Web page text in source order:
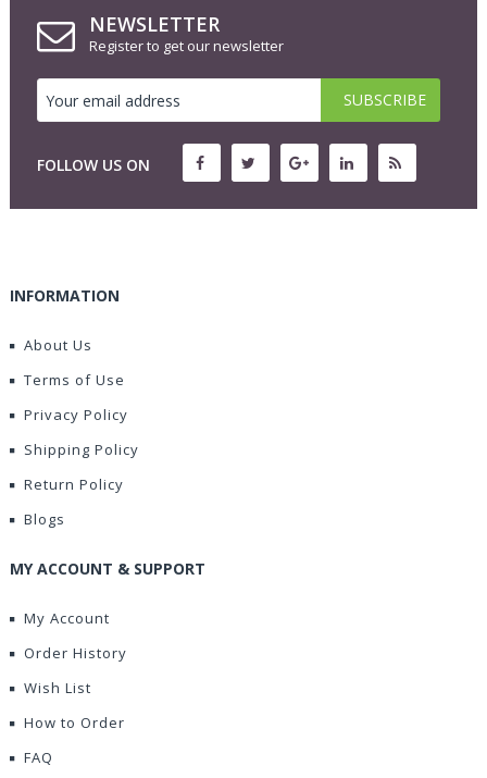
NEWSLETTER
Register to get our newsletter
FOLLOW US ON
INFORMATION
About Us
Terms of Use
Privacy Policy
Shipping Policy
Return Policy
Blogs
MY ACCOUNT & SUPPORT
My Account
Order History
Wish List
How to Order
FAQ